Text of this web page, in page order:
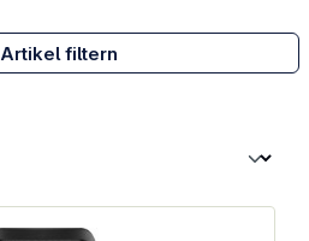
Artikel filtern